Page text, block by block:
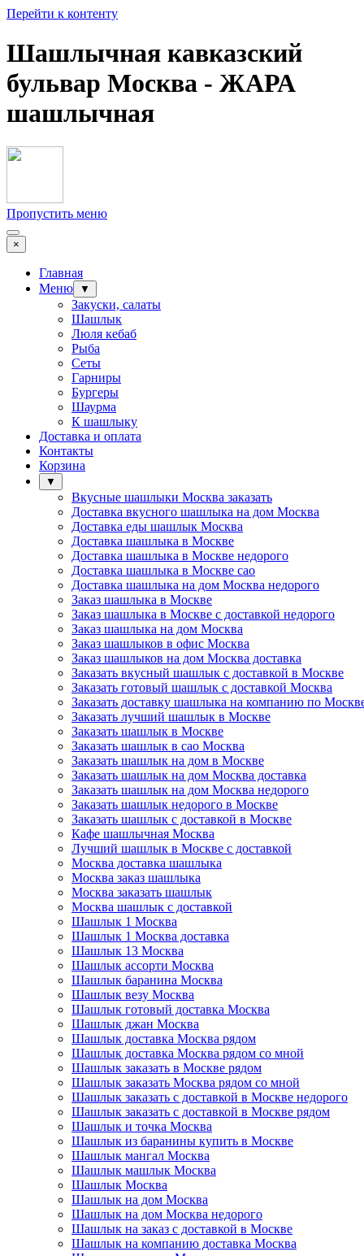
Перейти к контенту
Шашлычная кавказский
бульвар Москва - ЖАРА
шашлычная
Пропустить меню
×
Главная
Меню
▼
Закуски, салаты
Шашлык
Люля кебаб
Рыба
Сеты
Гарниры
Бургеры
Шаурма
К шашлыку
Доставка и оплата
Контакты
Корзина
▼
Вкусные шашлыки Москва заказать
Доставка вкусного шашлыка на дом Москва
Доставка еды шашлык Москва
Доставка шашлыка в Москве
Доставка шашлыка в Москве недорого
Доставка шашлыка в Москве сао
Доставка шашлыка на дом Москва недорого
Заказ шашлыка в Москве
Заказ шашлыка в Москве с доставкой недорого
Заказ шашлыка на дом Москва
Заказ шашлыков в офис Москва
Заказ шашлыков на дом Москва доставка
Заказать вкусный шашлык с доставкой в Москве
Заказать готовый шашлык с доставкой Москва
Заказать доставку шашлыка на компанию по
Заказать лучший шашлык в Москве
Заказать шашлык в Москве
Заказать шашлык в сао Москва
Заказать шашлык на дом в Москве
Заказать шашлык на дом Москва доставка
Заказать шашлык на дом Москва недорого
Заказать шашлык недорого в Москве
Заказать шашлык с доставкой в Москве
Кафе шашлычная Москва
Лучший шашлык в Москве с доставкой
Москва доставка шашлыка
Москва заказ шашлыка
Москва заказать шашлык
Москва шашлык с доставкой
Шашлык 1 Москва
Шашлык 1 Москва доставка
Шашлык 13 Москва
Шашлык ассорти Москва
Шашлык баранина Москва
Шашлык везу Москва
Шашлык готовый доставка Москва
Шашлык джан Москва
Шашлык доставка Москва рядом
Шашлык доставка Москва рядом со мной
Шашлык заказать в Москве рядом
Шашлык заказать Москва рядом со мной
Шашлык заказать с доставкой в Москве недорого
Шашлык заказать с доставкой в Москве рядом
Шашлык и точка Москва
Шашлык из баранины купить в Москве
Шашлык мангал Москва
Шашлык машлык Москва
Шашлык Москва
Шашлык на дом Москва
Шашлык на дом Москва недорого
Шашлык на заказ с доставкой в Москве
Шашлык на компанию доставка Москва